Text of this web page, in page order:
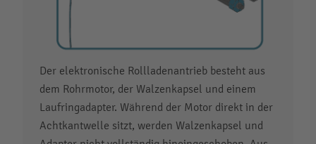
Der elektronische Rollladenantrieb besteht aus
dem Rohrmotor, der Walzenkapsel und einem
Laufringadapter. Während der Motor direkt in der
Achtkantwelle sitzt, werden Walzenkapsel und